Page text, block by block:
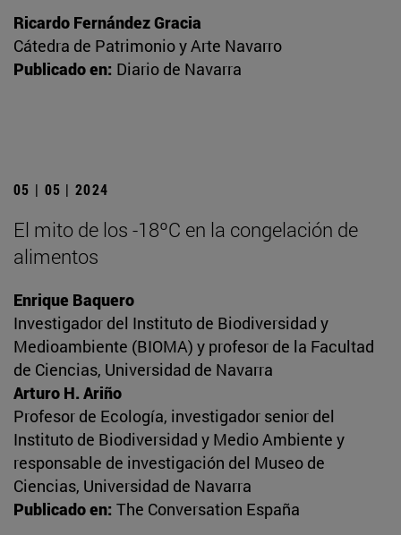
Ricardo Fernández Gracia
Cátedra de Patrimonio y Arte Navarro
Publicado en: Diario de Navarra
05 | 05 | 2024
El mito de los -18ºC en la congelación de
alimentos
Enrique Baquero
Investigador del Instituto de Biodiversidad y
Medioambiente (BIOMA) y profesor de la Facultad
de Ciencias, Universidad de Navarra
Arturo H. Ariño
Profesor de Ecología, investigador senior del
Instituto de Biodiversidad y Medio Ambiente y
responsable de investigación del Museo de
Ciencias, Universidad de Navarra
Publicado en: The Conversation España